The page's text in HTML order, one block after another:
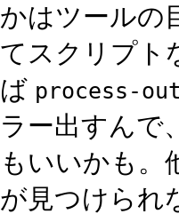
かはツールの
てスクリプト
ば process-
ラー出すんで
もいいかも。
が見つけられ